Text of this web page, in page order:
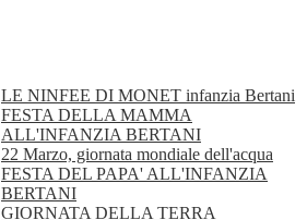
LE NINFEE DI MONET infanzia Bertani
FESTA DELLA MAMMA
ALL'INFANZIA BERTANI
22 Marzo, giornata mondiale dell'acqua
FESTA DEL PAPA' ALL'INFANZIA
BERTANI
GIORNATA DELLA TERRA